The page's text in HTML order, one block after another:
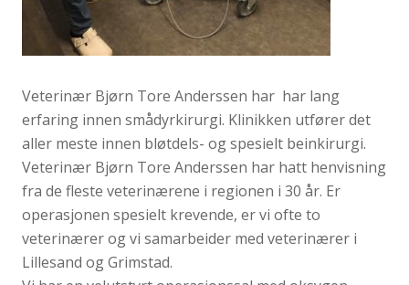
Veterinær Bjørn Tore Anderssen har har lang
erfaring innen smådyrkirurgi. Klinikken utfører det
aller meste innen bløtdels- og spesielt beinkirurgi.
Veterinær Bjørn Tore Anderssen har hatt henvisning
fra de fleste veterinærene i regionen i 30 år. Er
operasjonen spesielt krevende, er vi ofte to
veterinærer og vi samarbeider med veterinærer i
Lillesand og Grimstad.